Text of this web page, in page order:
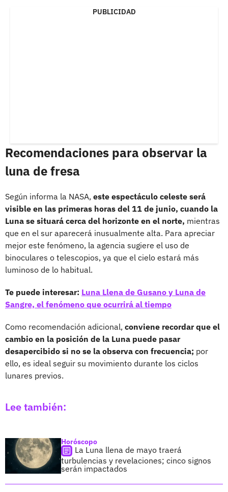
PUBLICIDAD
Recomendaciones para observar la
luna de fresa
Según informa la NASA, este espectáculo celeste será
visible en las primeras horas del 11 de junio, cuando la
Luna se situará cerca del horizonte en el norte, mientras
que en el sur aparecerá inusualmente alta. Para apreciar
mejor este fenómeno, la agencia sugiere el uso de
binoculares o telescopios, ya que el cielo estará más
luminoso de lo habitual.
Te puede interesar: Luna Llena de Gusano y Luna de
Sangre, el fenómeno que ocurrirá al tiempo
Como recomendación adicional, conviene recordar que el
cambio en la posición de la Luna puede pasar
desapercibido si no se la observa con frecuencia; por
ello, es ideal seguir su movimiento durante los ciclos
lunares previos.
Lee también:
Horóscopo
La Luna llena de mayo traerá
turbulencias y revelaciones; cinco signos
serán impactados